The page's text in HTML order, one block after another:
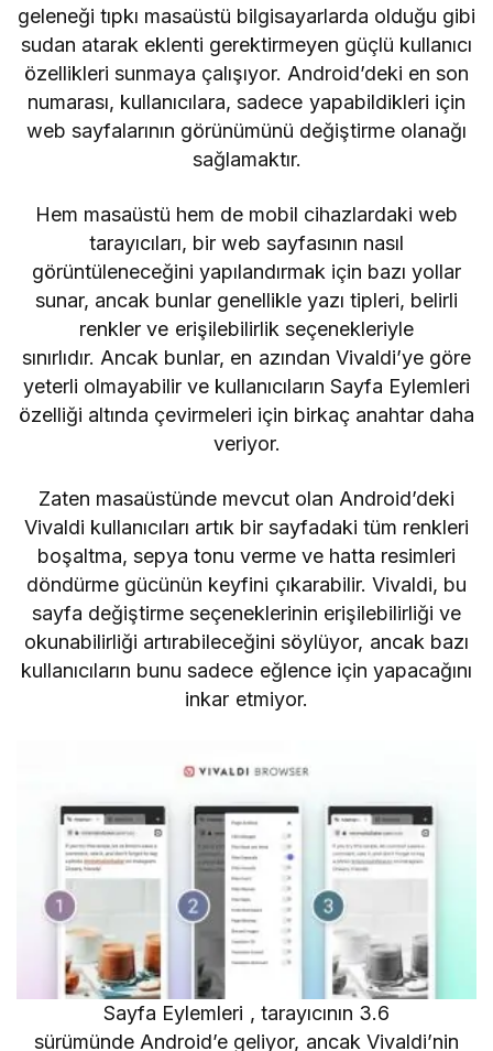
geleneği tıpkı masaüstü bilgisayarlarda olduğu gibi
sudan atarak eklenti gerektirmeyen güçlü kullanıcı
özellikleri sunmaya çalışıyor. Android’deki en son
numarası, kullanıcılara, sadece yapabildikleri için
web sayfalarının görünümünü değiştirme olanağı
sağlamaktır.
Hem masaüstü hem de mobil cihazlardaki web
tarayıcıları, bir web sayfasının nasıl
görüntüleneceğini yapılandırmak için bazı yollar
sunar, ancak bunlar genellikle yazı tipleri, belirli
renkler ve erişilebilirlik seçenekleriyle
sınırlıdır. Ancak bunlar, en azından Vivaldi’ye göre
yeterli olmayabilir ve kullanıcıların Sayfa Eylemleri
özelliği altında çevirmeleri için birkaç anahtar daha
veriyor.
Zaten masaüstünde mevcut olan Android’deki
Vivaldi kullanıcıları artık bir sayfadaki tüm renkleri
boşaltma, sepya tonu verme ve hatta resimleri
döndürme gücünün keyfini çıkarabilir. Vivaldi, bu
sayfa değiştirme seçeneklerinin erişilebilirliği ve
okunabilirliği artırabileceğini söylüyor, ancak bazı
kullanıcıların bunu sadece eğlence için yapacağını
inkar etmiyor.
Sayfa Eylemleri , tarayıcının 3.6
sürümünde Android’e geliyor, ancak Vivaldi’nin